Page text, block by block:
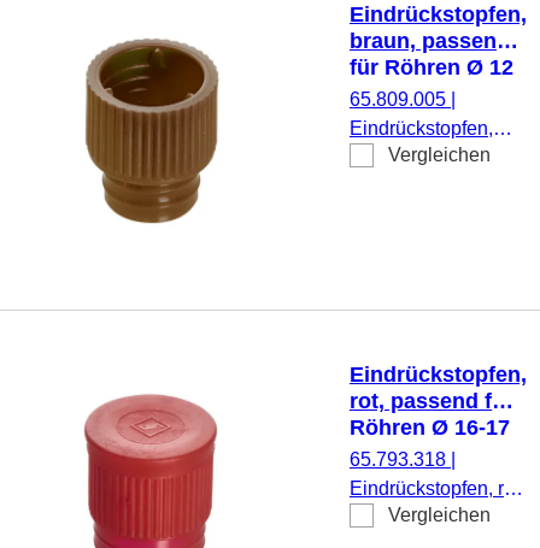
Eindrückstopfen,
braun, passend
für Röhren Ø 12
mm
65.809.005
Eindrückstopfen,
braun, passend für
Vergleichen
Eindrückstopfen,
rot, passend für
Röhren Ø 16-17
mm
65.793.318
Eindrückstopfen, rot,
passend für Röhren
Vergleichen